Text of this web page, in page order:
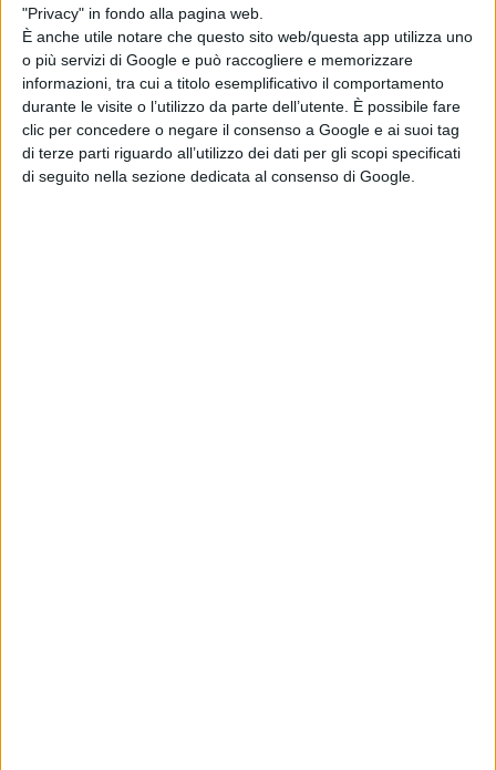
"Privacy" in fondo alla pagina web.
È anche utile notare che questo sito web/questa app utilizza uno
o più servizi di Google e può raccogliere e memorizzare
informazioni, tra cui a titolo esemplificativo il comportamento
durante le visite o l’utilizzo da parte dell’utente. È possibile fare
clic per concedere o negare il consenso a Google e ai suoi tag
di terze parti riguardo all’utilizzo dei dati per gli scopi specificati
di seguito nella sezione dedicata al consenso di Google.
Chi siamoContattiPrivacy PolicyCookie Policy
Emanuela Giuliani CFGLNMNL77T43L639Disclaimer